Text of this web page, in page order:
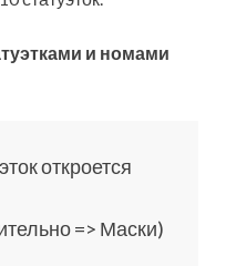
и номами
откроется
=> Маски)